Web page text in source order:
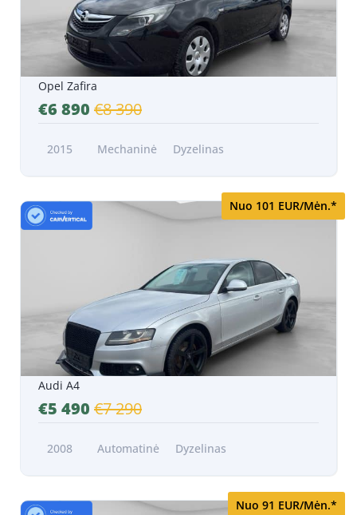
Opel Zafira
€6 890 €8 390
2015 Mechaninė Dyzelinas
Nuo 101 EUR/Mėn.*
Audi A4
€5 490 €7 290
2008 Automatinė Dyzelinas
Nuo 91 EUR/Mėn.*